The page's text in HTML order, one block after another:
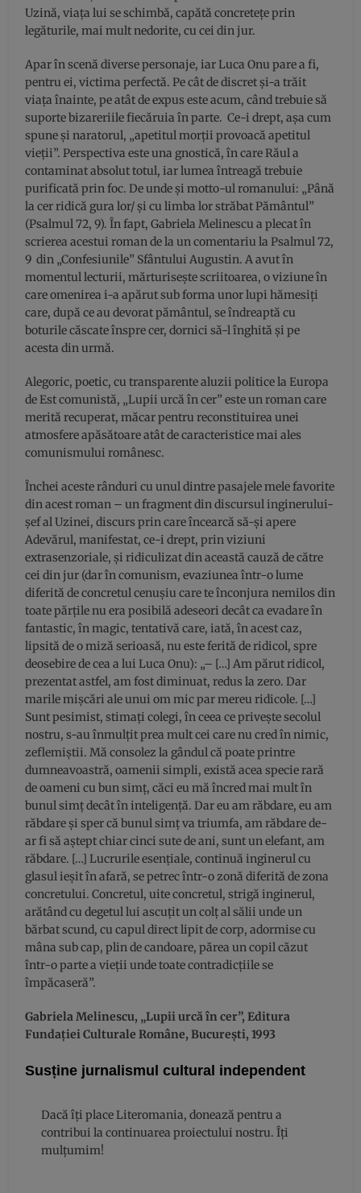
Uzină, viața lui se schimbă, capătă concretețe prin
legăturile, mai mult nedorite, cu cei din jur.
Apar în scenă diverse personaje, iar Luca Onu pare a fi,
pentru ei, victima perfectă. Pe cât de discret și-a trăit
viața înainte, pe atât de expus este acum, când trebuie să
suporte bizareriile fiecăruia în parte. Ce-i drept, așa cum
spune și naratorul, „apetitul morții provoacă apetitul
vieții”. Perspectiva este una gnostică, în care Răul a
contaminat absolut totul, iar lumea întreagă trebuie
purificată prin foc. De unde și motto-ul romanului: „Până
la cer ridică gura lor/ și cu limba lor străbat Pământul”
(Psalmul 72, 9). În fapt, Gabriela Melinescu a plecat în
scrierea acestui roman de la un comentariu la Psalmul 72,
9 din „Confesiunile” Sfântului Augustin. A avut în
momentul lecturii, mărturisește scriitoarea, o viziune în
care omenirea i-a apărut sub forma unor lupi hămesiți
care, după ce au devorat pământul, se îndreaptă cu
boturile căscate înspre cer, dornici să-l înghită și pe
acesta din urmă.
Alegoric, poetic, cu transparente aluzii politice la Europa
de Est comunistă, „Lupii urcă în cer” este un roman care
merită recuperat, măcar pentru reconstituirea unei
atmosfere apăsătoare atât de caracteristice mai ales
comunismului românesc.
Închei aceste rânduri cu unul dintre pasajele mele favorite
din acest roman – un fragment din discursul inginerului-
șef al Uzinei, discurs prin care încearcă să-și apere
Adevărul, manifestat, ce-i drept, prin viziuni
extrasenzoriale, și ridiculizat din această cauză de către
cei din jur (dar în comunism, evaziunea într-o lume
diferită de concretul cenușiu care te înconjura nemilos din
toate părțile nu era posibilă adeseori decât ca evadare în
fantastic, în magic, tentativă care, iată, în acest caz,
lipsită de o miză serioasă, nu este ferită de ridicol, spre
deosebire de cea a lui Luca Onu): „– […] Am părut ridicol,
prezentat astfel, am fost diminuat, redus la zero. Dar
marile mișcări ale unui om mic par mereu ridicole. […]
Sunt pesimist, stimați colegi, în ceea ce privește secolul
nostru, s-au înmulțit prea mult cei care nu cred în nimic,
zeflemiștii. Mă consolez la gândul că poate printre
dumneavoastră, oamenii simpli, există acea specie rară
de oameni cu bun simț, căci eu mă încred mai mult în
bunul simț decât în inteligență. Dar eu am răbdare, eu am
răbdare și sper că bunul simț va triumfa, am răbdare de-
ar fi să aștept chiar cinci sute de ani, sunt un elefant, am
răbdare. […] Lucrurile esențiale, continuă inginerul cu
glasul ieșit în afară, se petrec într-o zonă diferită de zona
concretului. Concretul, uite concretul, strigă inginerul,
arătând cu degetul lui ascuțit un colț al sălii unde un
bărbat scund, cu capul direct lipit de corp, adormise cu
mâna sub cap, plin de candoare, părea un copil căzut
într-o parte a vieții unde toate contradicțiile se
împăcaseră”.
Gabriela Melinescu, „Lupii urcă în cer”, Editura
Fundației Culturale Române, București, 1993
Susține jurnalismul cultural independent
Dacă îți place Literomania, donează pentru a
contribui la continuarea proiectului nostru. Îți
mulțumim!